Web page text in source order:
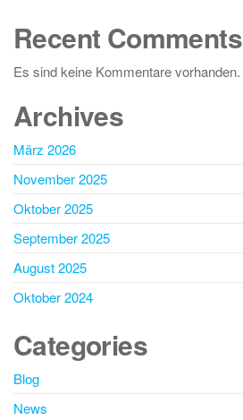
Recent Comments
Es sind keine Kommentare vorhanden.
Archives
März 2026
November 2025
Oktober 2025
September 2025
August 2025
Oktober 2024
Categories
Blog
News